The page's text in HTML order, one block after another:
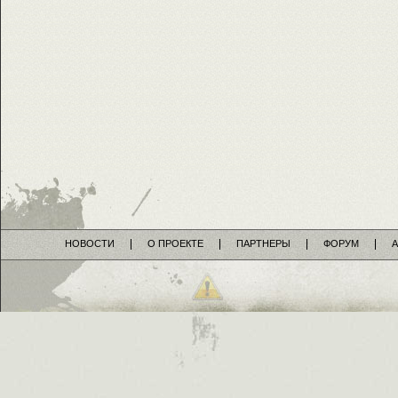
НОВОСТИ О ПРОЕКТЕ ПАРТНЕРЫ ФОРУМ